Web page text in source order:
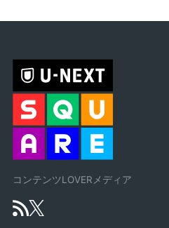
コンテンツLOVERメディア